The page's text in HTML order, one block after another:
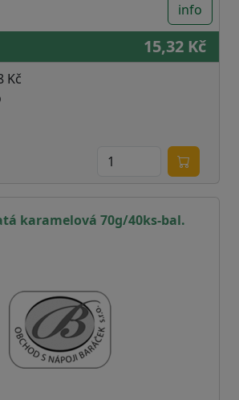
info
15,32 Kč
Kč
karamelová 70g/40ks-bal.